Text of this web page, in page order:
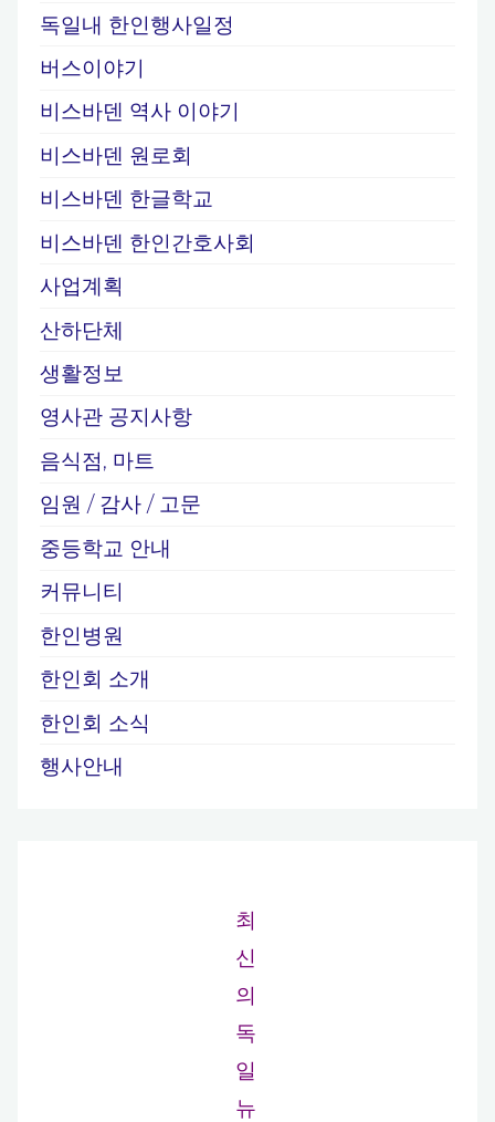
독일내 한인행사일정
버스이야기
비스바덴 역사 이야기
비스바덴 원로회
비스바덴 한글학교
비스바덴 한인간호사회
사업계획
산하단체
생활정보
영사관 공지사항
음식점, 마트
임원 / 감사 / 고문
중등학교 안내
커뮤니티
한인병원
한인회 소개
한인회 소식
행사안내
최
신
의
독
일
뉴